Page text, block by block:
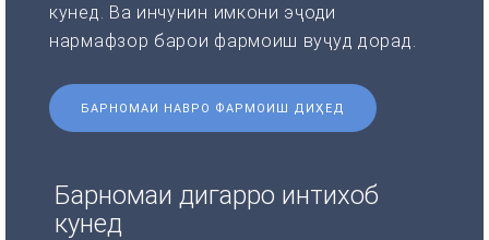
кунед. Ва инчунин имкони эҷоди
нармафзор барои фармоиш вуҷуд дорад.
БАРНОМАИ НАВРО ФАРМОИШ ДИҲЕД
Барномаи дигарро интихоб
кунед